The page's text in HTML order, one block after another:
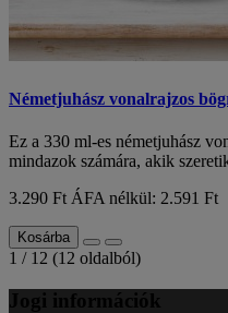
Németjuhász vonalrajzos
Ez a 330 ml-es németjuhász
mindazok számára, akik
3.290 Ft ÁFA nélkül: 2.591 Ft
Kosárba
1 / 12 (12 oldalból)
Jogi információk